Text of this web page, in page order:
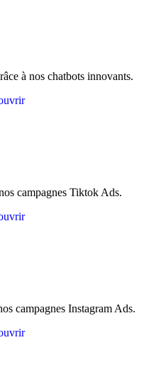
à nos chatbots innovants.
campagnes Tiktok Ads.
campagnes Instagram Ads.